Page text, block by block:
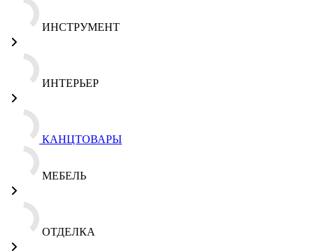
ИНСТРУМЕНТ
ИНТЕРЬЕР
КАНЦТОВАРЫ
МЕБЕЛЬ
ОТДЕЛКА